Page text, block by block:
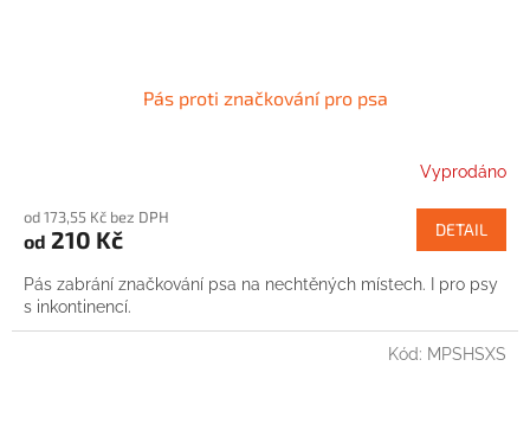
Pás proti značkování pro psa
Vyprodáno
od 173,55 Kč bez DPH
od 210 Kč DETAIL
Pás zabrání značkování psa na nechtěných místech. I pro psy
s inkontinencí.
Kód: MPSHSXS